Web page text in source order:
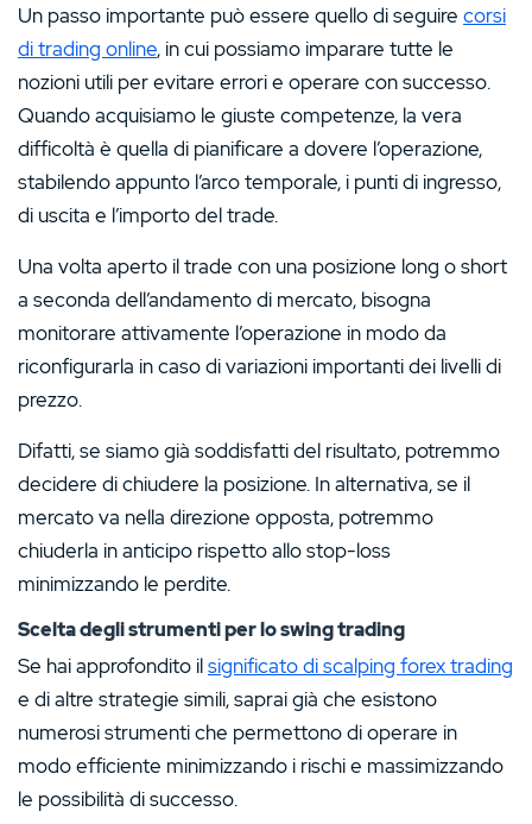
Un passo importante può essere quello di seguire corsi
di trading online, in cui possiamo imparare tutte le
nozioni utili per evitare errori e operare con successo.
Quando acquisiamo le giuste competenze, la vera
difficoltà è quella di pianificare a dovere l’operazione,
stabilendo appunto l’arco temporale, i punti di ingresso,
di uscita e l’importo del trade.
Una volta aperto il trade con una posizione long o short
a seconda dell’andamento di mercato, bisogna
monitorare attivamente l’operazione in modo da
riconfigurarla in caso di variazioni importanti dei livelli di
prezzo.
Difatti, se siamo già soddisfatti del risultato, potremmo
decidere di chiudere la posizione. In alternativa, se il
mercato va nella direzione opposta, potremmo
chiuderla in anticipo rispetto allo stop-loss
minimizzando le perdite.
Scelta degli strumenti per lo swing trading
Se hai approfondito ilsignificato di scalping forex trading
e di altre strategie simili, saprai già che esistono
numerosi strumenti che permettono di operare in
modo efficiente minimizzando i rischi e massimizzando
le possibilità di successo.